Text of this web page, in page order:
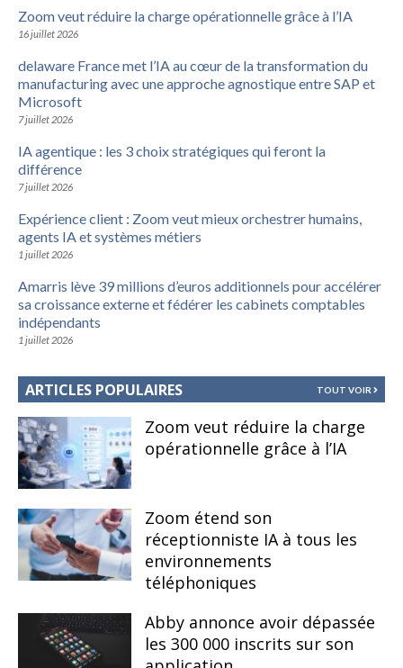
Zoom veut réduire la charge opérationnelle grâce à l’IA
16 juillet 2026
delaware France met l’IA au cœur de la transformation du
manufacturing avec une approche agnostique entre SAP et
Microsoft
7 juillet 2026
IA agentique : les 3 choix stratégiques qui feront la
différence
7 juillet 2026
Expérience client : Zoom veut mieux orchestrer humains,
agents IA et systèmes métiers
1 juillet 2026
Amarris lève 39 millions d’euros additionnels pour accélérer
sa croissance externe et fédérer les cabinets comptables
indépendants
1 juillet 2026
ARTICLES POPULAIRES TOUT VOIR
Zoom veut réduire la charge
opérationnelle grâce à l’IA
Zoom étend son
réceptionniste IA à tous les
environnements
téléphoniques
Abby annonce avoir dépassée
les 300 000 inscrits sur son